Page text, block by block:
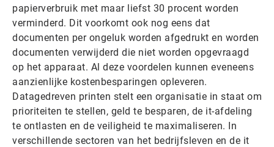
papierverbruik met maar liefst 30 procent worden
verminderd. Dit voorkomt ook nog eens dat
documenten per ongeluk worden afgedrukt en worden
documenten verwijderd die niet worden opgevraagd
op het apparaat. Al deze voordelen kunnen eveneens
aanzienlijke kostenbesparingen opleveren.
Datagedreven printen stelt een organisatie in staat om
prioriteiten te stellen, geld te besparen, de it-afdeling
te ontlasten en de veiligheid te maximaliseren. In
verschillende sectoren van het bedrijfsleven en de it